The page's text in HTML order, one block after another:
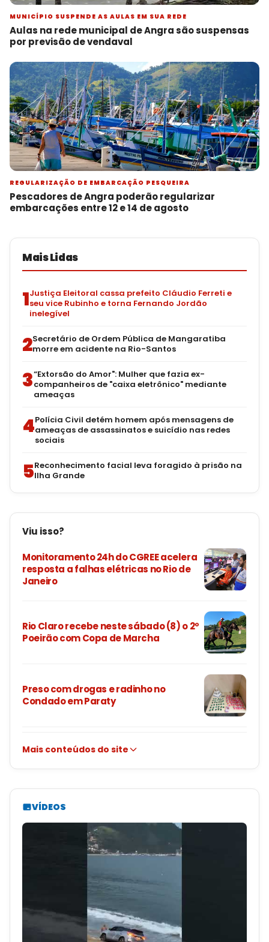
MUNICÍPIO SUSPENDE AS AULAS EM SUA REDE
Aulas na rede municipal de Angra são suspensas
por previsão de vendaval
REGULARIZAÇÃO DE EMBARCAÇÃO PESQUEIRA
Pescadores de Angra poderão regularizar
embarcações entre 12 e 14 de agosto
Mais Lidas
1Justiça Eleitoral cassa prefeito Cláudio Ferreti e
seu vice Rubinho e torna Fernando Jordão
inelegível
2Secretário de Ordem Pública de Mangaratiba
morre em acidente na Rio-Santos
3“Extorsão do Amor": Mulher que fazia ex-
companheiros de "caixa eletrônico" mediante
ameaças
4Polícia Civil detém homem após mensagens de
ameaças de assassinatos e suicídio nas redes
sociais
5Reconhecimento facial leva foragido à prisão na
Ilha Grande
Viu isso?
Monitoramento 24h do CGREE acelera
resposta a falhas elétricas no Rio de
Janeiro
Rio Claro recebe neste sábado (8) o 2º
Poeirão com Copa de Marcha
Preso com drogas e radinho no
Condado em Paraty
Mais conteúdos do site
VÍDEOS